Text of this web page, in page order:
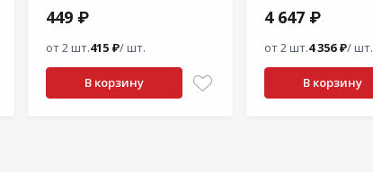
449 ₽
от 2 шт.415 ₽/ шт.
В корзину
4 647 ₽
от 2 шт.4 356 ₽/ шт.
В корзину